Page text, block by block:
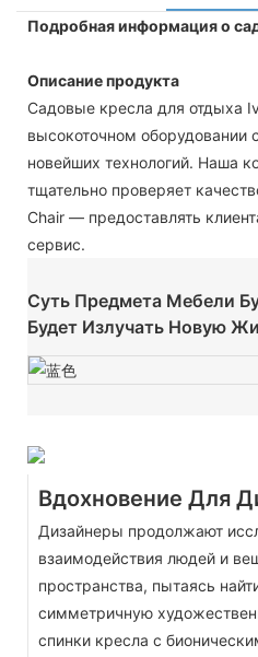
Подробная информация о
Описание продукта
Садовые кресла для отдыха
высокоточном оборудовании
новейших технологий. Наша
тщательно проверяет
Chair — предоставлять
сервис.
Суть Предмета Мебели
Будет Излучать Новую
Вдохновение Для
Дизайнеры продолжают
взаимодействия людей и
пространства, пытаясь
симметричную
спинки кресла с